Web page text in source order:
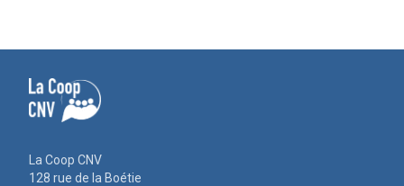
La Coop CNV
128 rue de la Boétie